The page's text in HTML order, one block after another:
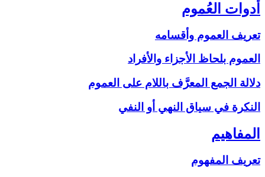
أدوات العُموم
تعريف العموم وأقسامه
العموم بلحاظ الأجزاء والأفراد
دلالة الجمع المعرَّف باللام على‏ العموم
النكرة في سياق النهي أو النفي
المفاهيم‏
تعريف المفهوم